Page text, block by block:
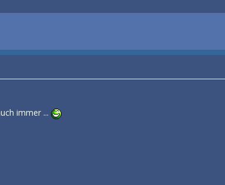
immer ...